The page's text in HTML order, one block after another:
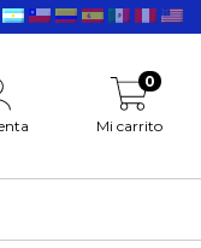
Mi carrito
0